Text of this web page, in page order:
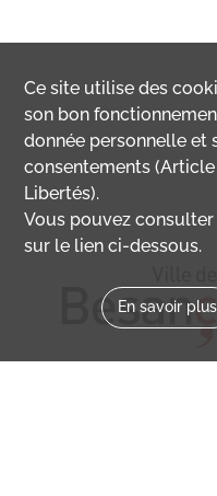
Ce site utilise des
son bon
donnée personnelle et
consentements
Libertés).
Vous pouvez
sur le lien ci-dessous.
En savoir plus